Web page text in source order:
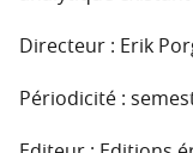
Directeur : Erik
Périodicité :